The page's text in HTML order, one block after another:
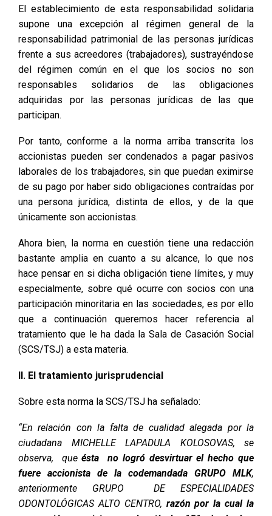
El establecimiento de esta responsabilidad solidaria
supone una excepción al régimen general de la
responsabilidad patrimonial de las personas jurídicas
frente a sus acreedores (trabajadores), sustrayéndose
del régimen común en el que los socios no son
responsables solidarios de las obligaciones
adquiridas por las personas jurídicas de las que
participan.
Por tanto, conforme a la norma arriba transcrita los
accionistas pueden ser condenados a pagar pasivos
laborales de los trabajadores, sin que puedan eximirse
de su pago por haber sido obligaciones contraídas por
una persona jurídica, distinta de ellos, y de la que
únicamente son accionistas.
Ahora bien, la norma en cuestión tiene una redacción
bastante amplia en cuanto a su alcance, lo que nos
hace pensar en si dicha obligación tiene límites, y muy
especialmente, sobre qué ocurre con socios con una
participación minoritaria en las sociedades, es por ello
que a continuación queremos hacer referencia al
tratamiento que le ha dada la Sala de Casación Social
(SCS/TSJ) a esta materia.
II. El tratamiento jurisprudencial
Sobre esta norma la SCS/TSJ ha señalado:
“En relación con la falta de cualidad alegada por la
ciudadana MICHELLE LAPADULA KOLOSOVAS, se
observa, queésta no logró desvirtuar el hecho que
fuere accionista de la codemandada GRUPO MLK,
anteriormente GRUPO DE ESPECIALIDADES
ODONTOLÓGICAS ALTO CENTRO, razón por la cual la